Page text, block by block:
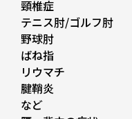
頸椎症
テニス肘/ゴルフ肘
野球肘
ばね指
リウマチ
腱鞘炎
など